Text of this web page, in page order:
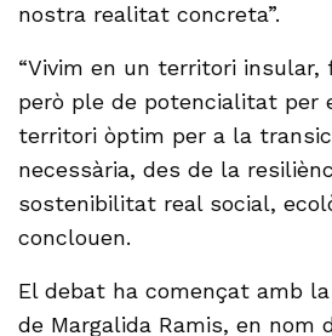
nostra realitat concreta”.
“Vivim en un territori
però ple de potencialitat per
territori òptim per a la
necessària, des de la
sostenibilitat real social,
conclouen.
El debat ha començat amb
de Margalida Ramis, en nom